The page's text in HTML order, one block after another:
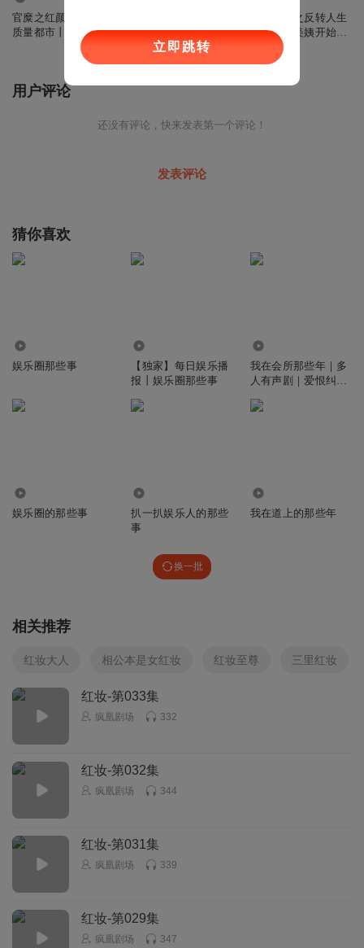
官糜之红颜仕途丨高
质量都市丨【都市多
女主】开年巨献
丨都市 | 多女主爽文 |
复仇 | 逆袭打脸 | 虐
官路风流之反转人生
丨从邻家美姨开始征
服丨多女主爽文
用户评论
还没有评论，快来发表第一个评论！
发表评论
猜你喜欢
娱乐圈那些事
【独家】每日娱乐播
报丨娱乐圈那些事
我在会所那些年｜多
人有声剧｜爱恨纠葛
娱乐圈的那些事
扒一扒娱乐人的那些
事
我在道上的那些年
换一批
相关推荐
红妆大人 相公本是女红妆 红妆至尊 三里红妆
红妆-第033集
疯凰剧场 332
红妆-第032集
疯凰剧场 344
红妆-第031集
疯凰剧场 339
红妆-第029集
疯凰剧场 347
立即跳转